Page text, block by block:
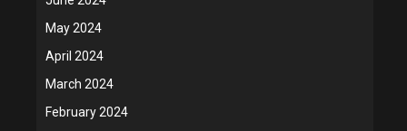
May 2024
April 2024
March 2024
February 2024